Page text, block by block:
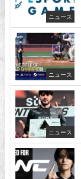
ニュース
ニュース
ニュース